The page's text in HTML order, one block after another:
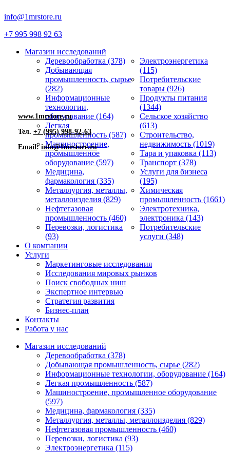
info@1mrstore.ru
+7 995 998 92 63
Магазин исследований
Деревообработка (378)
Добывающая
промышленность, сырье
(282)
Информационные
технологии,
оборудование (164)
Легкая
промышленность (587)
Машиностроение,
промышленное
оборудование (597)
Медицина,
фармакология (335)
Металлургия, металлы,
металлоизделия (829)
Нефтегазовая
промышленность (460)
Перевозки, логистика
(93)
Электроэнергетика
(115)
Потребительские
товары (926)
Продукты питания
(1344)
Сельское хозяйство
(613)
Строительство,
недвижимость (1019)
Тара и упаковка (113)
Транспорт (378)
Услуги для бизнеса
(195)
Химическая
промышленность (1661)
Электротехника,
электроника (143)
Потребительские
услуги (348)
О компании
Услуги
Маркетинговые исследования
Исследования мировых рынков
Поиск свободных ниш
Экспертное интервью
Стратегия развития
Бизнес-план
Контакты
Работа у нас
Магазин исследований
Деревообработка (378)
Добывающая промышленность, сырье (282)
Информационные технологии, оборудование (164)
Легкая промышленность (587)
Машиностроение, промышленное оборудование
(597)
Медицина, фармакология (335)
Металлургия, металлы, металлоизделия (829)
Нефтегазовая промышленность (460)
Перевозки, логистика (93)
Электроэнергетика (115)
www.1mrstore.ru
Тел. +7 (995) 998-92-63
Email:info@1mrstore.ru